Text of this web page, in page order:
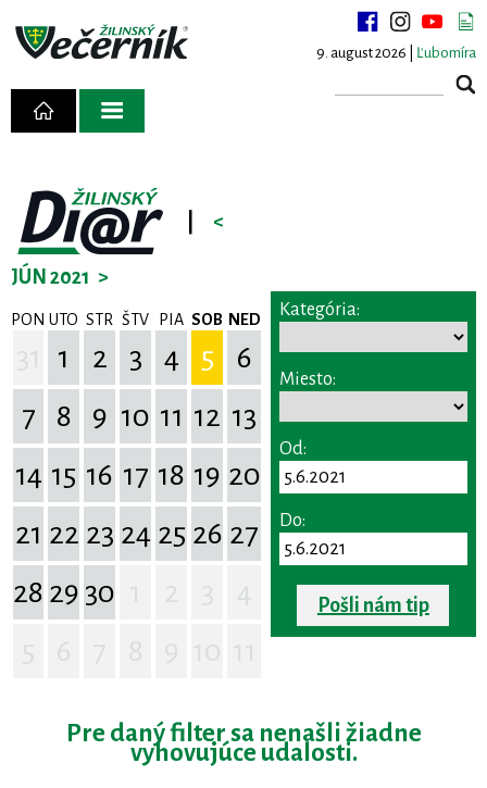
9. august 2026 | Ľubomíra
<
JÚN 2021 >
PON UTO STR ŠTV PIA SOB NED
1 2 3 4 5
6
7
8 9 10 11 12 13
14 15 16 17 18 19 20
21 22 23 24 25 26 27
28 29 30
Kategória:
Miesto:
Od:
Do:
Pošli nám tip
Pre daný filter sa nenašli žiadne
vyhovujúce udalosti.